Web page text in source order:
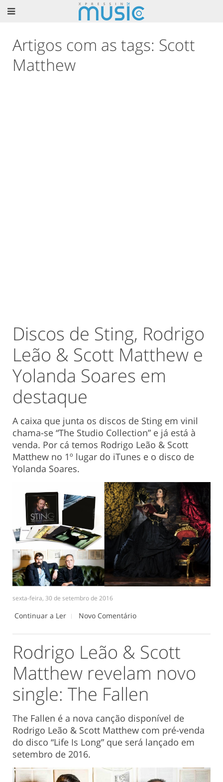
Artigos com as tags: Scott
Matthew
Discos de Sting, Rodrigo
Leão & Scott Matthew e
Yolanda Soares em
destaque
A caixa que junta os discos de Sting em vinil
chama-se “The Studio Collection” e já está à
venda. Por cá temos Rodrigo Leão & Scott
Matthew no 1º lugar do iTunes e o disco de
Yolanda Soares.
sexta-feira, 30 de setembro de 2016
Continuar a Ler Novo Comentário
Rodrigo Leão & Scott
Matthew revelam novo
single: The Fallen
The Fallen é a nova canção disponível de
Rodrigo Leão & Scott Matthew com pré-venda
do disco “Life Is Long” que será lançado em
setembro de 2016.